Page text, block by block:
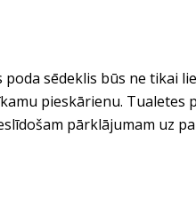
sēdeklis būs ne tikai
pieskārienu. Tualetes
pārklājumam uz